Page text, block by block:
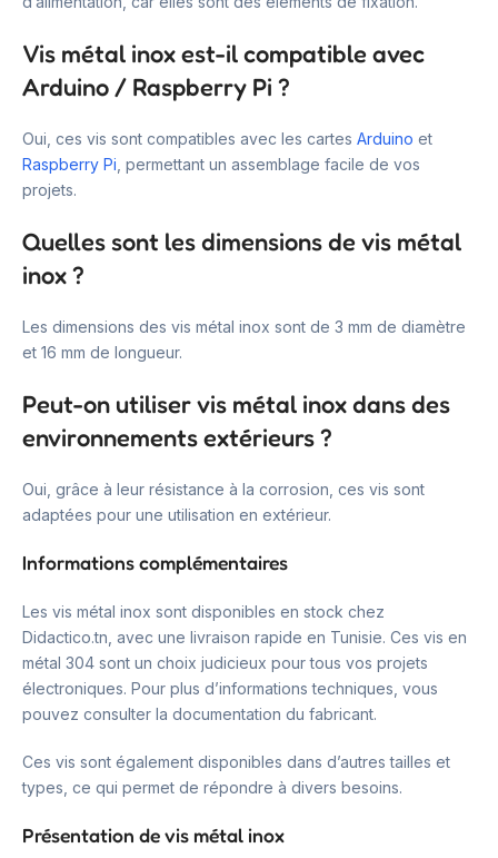
Vis métal inox est-il compatible avec
Arduino / Raspberry Pi ?
Oui, ces vis sont compatibles avec les cartes Arduino et
Raspberry Pi , permettant un assemblage facile de vos
projets.
Quelles sont les dimensions de vis métal
inox ?
Les dimensions des vis métal inox sont de 3 mm de diamètre
et 16 mm de longueur.
Peut-on utiliser vis métal inox dans des
environnements extérieurs ?
Oui, grâce à leur résistance à la corrosion, ces vis sont
adaptées pour une utilisation en extérieur.
Informations complémentaires
Les vis métal inox sont disponibles en stock chez
Didactico.tn, avec une livraison rapide en Tunisie. Ces vis en
métal 304 sont un choix judicieux pour tous vos projets
électroniques. Pour plus d’informations techniques, vous
pouvez consulter la documentation du fabricant.
Ces vis sont également disponibles dans d’autres tailles et
types, ce qui permet de répondre à divers besoins.
Présentation de vis métal inox